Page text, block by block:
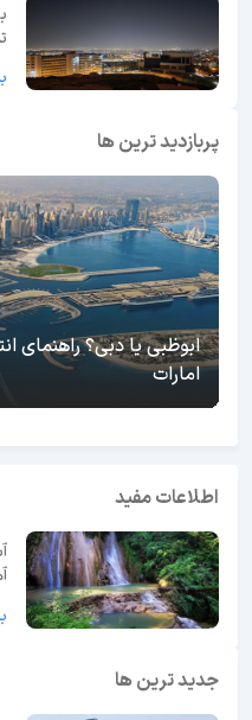
پربازدید ترین ها
ابوظبی یا دبی؟ راهنمای
امارات
اطلاعات مفید
جدید ترین ها